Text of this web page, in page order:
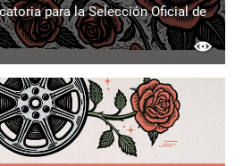
para la Selección Oficial de